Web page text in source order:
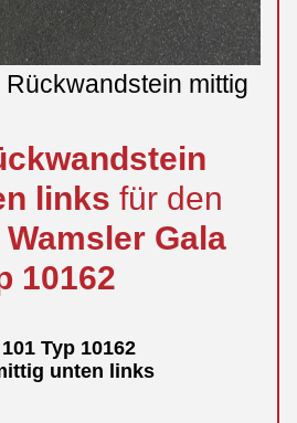
mittig
links für den
Wamsler Gala
10162
Typ 10162
unten links